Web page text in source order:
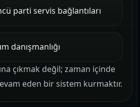
parti servis bağlantıları
danışmanlığı
çıkmak değil; zaman içinde
eden bir sistem kurmaktır.